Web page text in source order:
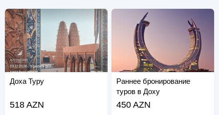
Доха Туру
518 AZN
Раннее бронирование
туров в Доху
450 AZN